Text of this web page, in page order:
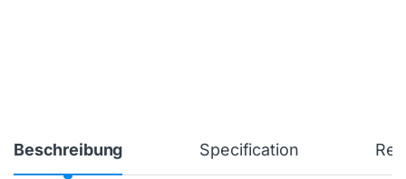
Beschreibung Specification